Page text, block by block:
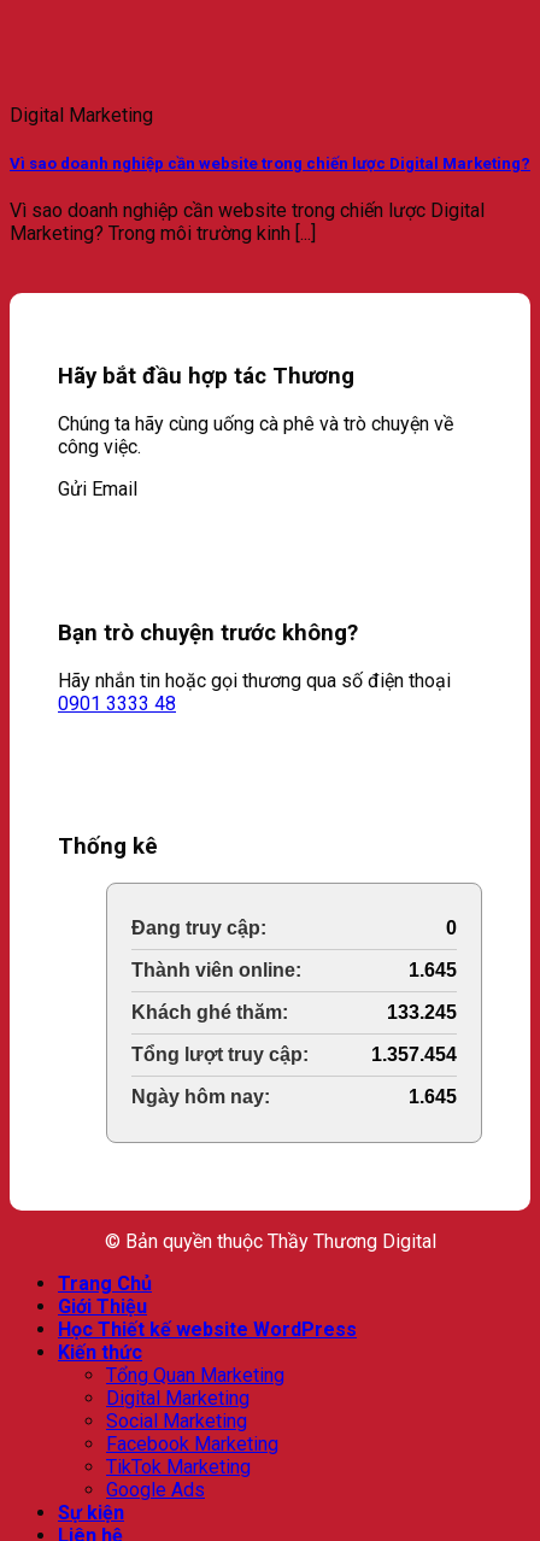
Digital Marketing
Vì sao doanh nghiệp cần website trong chiến lược Digital Marketing?
Vì sao doanh nghiệp cần website trong chiến lược Digital
Marketing? Trong môi trường kinh [...]
Hãy bắt đầu hợp tác Thương
Chúng ta hãy cùng uống cà phê và trò chuyện về
công việc.
Gửi Email
Bạn trò chuyện trước không?
Hãy nhắn tin hoặc gọi thương qua số điện thoại
0901 3333 48
Thống kê
Online Visitors: 0
Today's Views: 1.645
Last 30 Days Views: 133.245
Total Views: 1.357.454
Total Users: 1.645
© Bản quyền thuộc Thầy Thương Digital
Trang Chủ
Giới Thiệu
Học Thiết kế website WordPress
Kiến thức
Tổng Quan Marketing
Digital Marketing
Social Marketing
Facebook Marketing
TikTok Marketing
Google Ads
Sự kiện
Liên hệ